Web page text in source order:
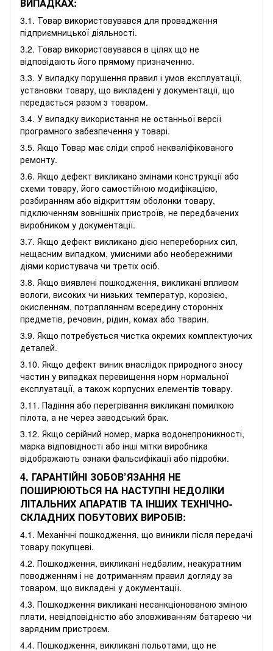
ВИПАДКАХ:
3.1. Товар використовувався для провадження
підприємницької діяльності.
3.2. Товар використовувався в цілях що не
відповідають його прямому призначенню.
3.3. У випадку порушення правил і умов експлуатації,
установки товару, що викладені у документації, що
передається разом з товаром.
3.4. У випадку використання не останньої версії
програмного забезпечення у товарі.
3.5. Якщо Товар має сліди спроб некваліфікованого
ремонту.
3.6. Якщо дефект викликано змінами конструкції або
схеми товару, його самостійною модифікацією,
розбиранням або відкриттям оболонки товару,
підключенням зовнішніх пристроїв, не передбачених
виробником у документації.
3.7. Якщо дефект викликано дією непереборних сил,
нещасним випадком, умисними або необережними
діями користувача чи третіх осіб.
3.8. Якщо виявлені пошкодження, викликані впливом
вологи, високих чи низьких температур, корозією,
окисленням, потраплянням всередину сторонніх
предметів, речовин, рідин, комах або тварин.
3.9. Якщо потребується чистка окремих комплектуючих
деталей.
3.10. Якщо дефект виник внаслідок природного зносу
частин у випадках перевищення норм нормальної
експлуатації, а також корпусних елементів товару.
3.11. Падіння або перегрівання викликані помилкою
пілота, а не через заводський брак.
3.12. Якщо серійний номер, марка водонепроникності,
марка відповідності або інші мітки виробника
відображають ознаки фальсифікації або підробки.
4. ГАРАНТІЙНІ ЗОБОВ’ЯЗАННЯ НЕ
ПОШИРЮЮТЬСЯ НА НАСТУПНІ НЕДОЛІКИ
ЛІТАЛЬНИХ АПАРАТІВ ТА ІНШИХ ТЕХНІЧНО-
СКЛАДНИХ ПОБУТОВИХ ВИРОБІВ:
4.1. Механічні пошкодження, що виникли після передачі
товару покупцеві.
4.2. Пошкодження, викликані недбалим, неакуратним
поводженням і не дотриманням правил догляду за
товаром, що викладені у документації.
4.3. Пошкодження викликані несанкціонованою зміною
плати, невідповідністю або зловживанням батареєю чи
зарядним пристроєм.
4.4. Пошкодження, викликані польотами, що не